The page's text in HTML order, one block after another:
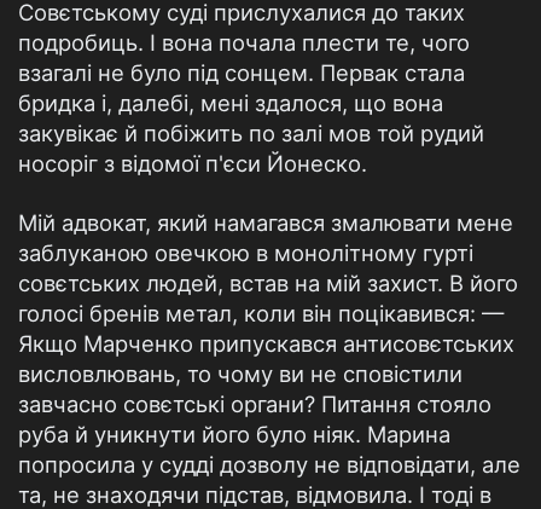
Совєтському суді прислухалися до таких
подробиць. І вона почала плести те, чого
взагалі не було під сонцем. Первак стала
бридка і, далебі, мені здалося, що вона
закувікає й побіжить по залі мов той рудий
носоріг з відомої п'єси Йонеско.
Мій адвокат, який намагався змалювати мене
заблуканою овечкою в монолітному гурті
совєтських людей, встав на мій захист. В його
голосі бренів метал, коли він поцікавився: —
Якщо Марченко припускався антисовєтських
висловлювань, то чому ви не сповістили
завчасно совєтські органи? Питання стояло
руба й уникнути його було ніяк. Марина
попросила у судді дозволу не відповідати, але
та, не знаходячи підстав, відмовила. І тоді в